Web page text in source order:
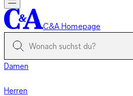
C&A Homepage
Damen
Herren